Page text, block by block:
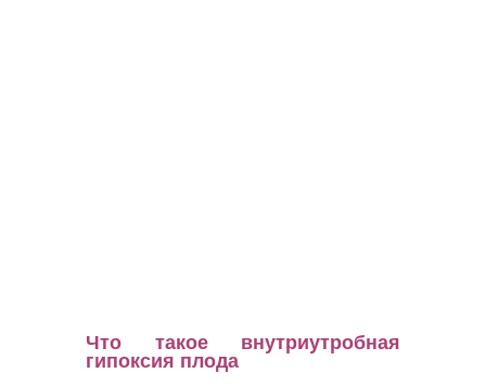
Что такое внутриутробная
гипоксия плода